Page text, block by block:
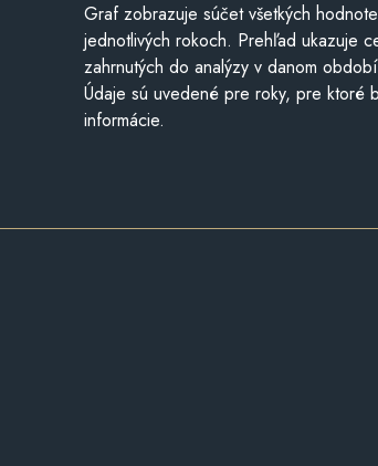
Graf zobrazuje súčet všetkých
jednotlivých rokoch. Prehľad ukazuje
zahrnutých do analýzy v danom
Údaje sú uvedené pre roky, pre ktoré
informácie.